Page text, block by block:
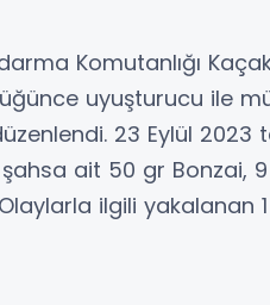
Komutanlığı
uyuşturucu ile
23 Eylül 2023
ait 50 gr Bonzai,
ilgili yakalanan